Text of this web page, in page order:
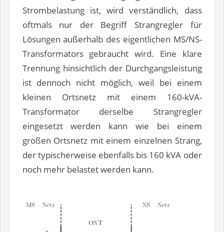
Strombelastung ist, wird verständlich, dass
oftmals nur der Begriff Strangregler für
Lösungen außerhalb des eigentlichen MS/NS-
Transformators gebraucht wird. Eine klare
Trennung hinsichtlich der Durchgangsleistung
ist dennoch nicht möglich, weil bei einem
kleinen Ortsnetz mit einem 160-kVA-
Transformator derselbe Strangregler
eingesetzt werden kann wie bei einem
großen Ortsnetz mit einem einzelnen Strang,
der typischerweise ebenfalls bis 160 kVA oder
noch mehr belastet werden kann.